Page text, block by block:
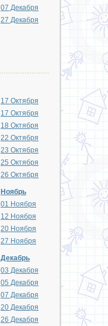
07 Декабря
27 Декабря
17 Октября
17 Октября
18 Октября
22 Октября
23 Октября
25 Октября
26 Октября
Ноябрь
01 Ноября
12 Ноября
20 Ноября
27 Ноября
Декабрь
03 Декабря
05 Декабря
07 Декабря
20 Декабря
26 Декабря